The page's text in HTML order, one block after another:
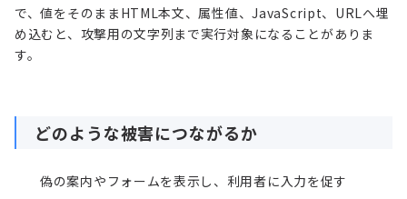
で、値をそのままHTML本文、属性値、JavaScript、URLへ埋
め込むと、攻撃用の文字列まで実行対象になることがありま
す。
どのような被害につながるか
偽の案内やフォームを表示し、利用者に入力を促す